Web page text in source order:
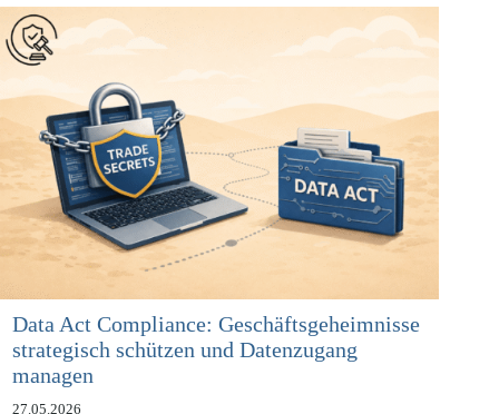
autonom getroffen werden? Und wer trägt…
Data Act Compliance: Geschäftsgeheimnisse
strategisch schützen und Datenzugang
managen